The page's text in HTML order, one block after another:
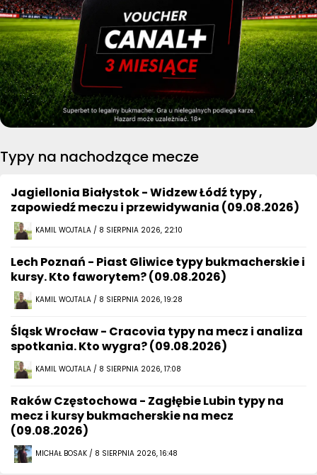
Typy na nachodzące mecze
Jagiellonia Białystok - Widzew Łódź typy ,
zapowiedź meczu i przewidywania (09.08.2026)
KAMIL WOJTALA / 8 SIERPNIA 2026, 22:10
Lech Poznań - Piast Gliwice typy bukmacherskie i
kursy. Kto faworytem? (09.08.2026)
KAMIL WOJTALA / 8 SIERPNIA 2026, 19:28
Śląsk Wrocław - Cracovia typy na mecz i analiza
spotkania. Kto wygra? (09.08.2026)
KAMIL WOJTALA / 8 SIERPNIA 2026, 17:08
Raków Częstochowa - Zagłębie Lubin typy na
mecz i kursy bukmacherskie na mecz
(09.08.2026)
MICHAŁ BOSAK / 8 SIERPNIA 2026, 16:48